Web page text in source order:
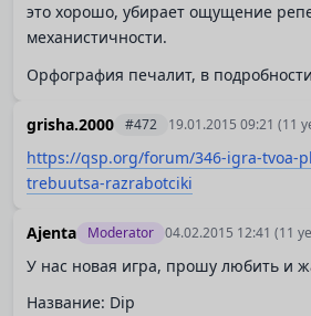
это хорошо, убирает ощущение
механистичности.
Орфография печалит, в
grisha.2000 #472 19.01.2015 09:21 (11
https://qsp.org/forum/346-igra-tvoa-
trebuutsa-razrabotciki
Ajenta Moderator 04.02.2015 12:41 (11
У нас новая игра, прошу любить и
Название: Dip